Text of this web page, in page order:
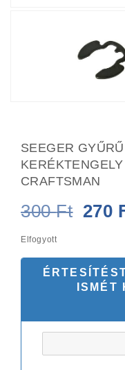
SEEGER
CRAFTSMAN
300Ft
was:
300
270
Elfogyott
ISMÉT